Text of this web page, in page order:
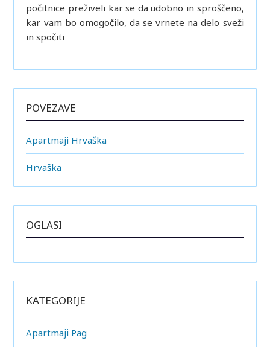
počitnice preživeli kar se da udobno in sproščeno,
kar vam bo omogočilo, da se vrnete na delo sveži
in spočiti
POVEZAVE
Apartmaji Hrvaška
Hrvaška
OGLASI
KATEGORIJE
Apartmaji Pag